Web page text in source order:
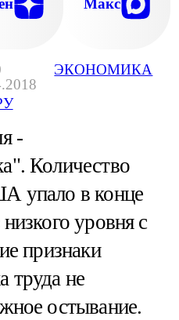
ЭКОНОМИКА
Макс
-
Количество
упало в конце
уровня с
признаки
труда не
остывание.